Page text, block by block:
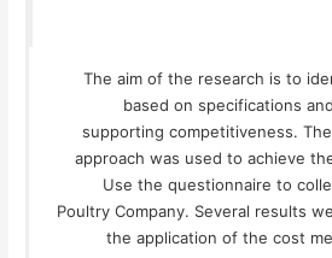
The aim of the research is to
based on specifications
supporting competitiveness.
approach was used to achieve
Use the questionnaire to
Poultry Company. Several results
the application of the cost